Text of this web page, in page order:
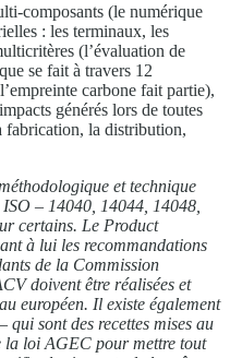
composants (le numérique
: les terminaux, les
(l’évaluation de
se fait à travers 12
carbone fait partie),
générés lors de toutes
fabrication, la distribution,
et technique
– 14040, 14044, 14048,
certains. Le Product
à lui les recommandations
de la Commission
doivent être réalisées et
européen. Il existe également
sont des recettes mises au
la loi AGEC pour mettre tout